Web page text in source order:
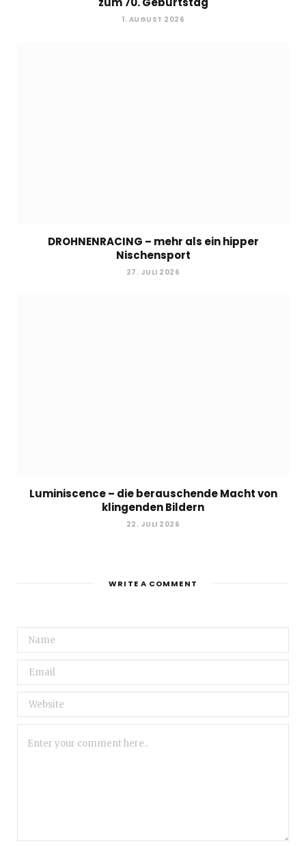
1. AUGUST 2026
DROHNENRACING – mehr als ein hipper
Nischensport
27. JULI 2026
Luminiscence – die berauschende Macht von
klingenden Bildern
22. JULI 2026
WRITE A COMMENT